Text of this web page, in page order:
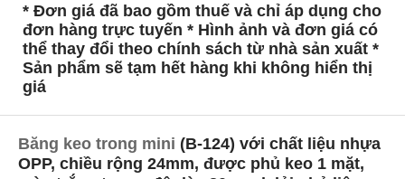
* Đơn giá đã bao gồm thuế và chỉ áp dụng cho
đơn hàng trực tuyến * Hình ảnh và đơn giá có
thể thay đổi theo chính sách từ nhà sản xuất *
Sản phẩm sẽ tạm hết hàng khi không hiển thị
giá
Băng keo trong mini (B-124) với chất liệu nhựa
OPP, chiều rộng 24mm, được phủ keo 1 mặt,